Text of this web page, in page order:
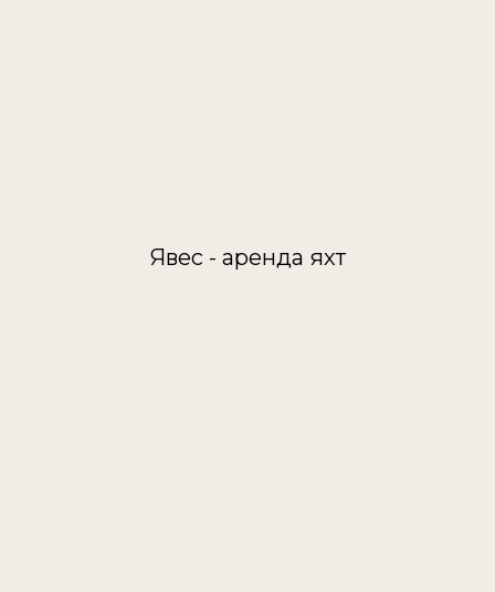
Явес - аренда яхт